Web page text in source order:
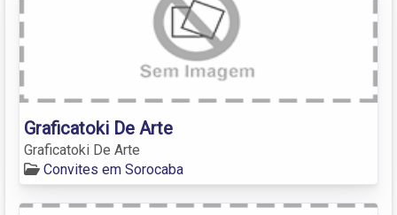
Graficatoki De Arte
Graficatoki De Arte
Convites em Sorocaba